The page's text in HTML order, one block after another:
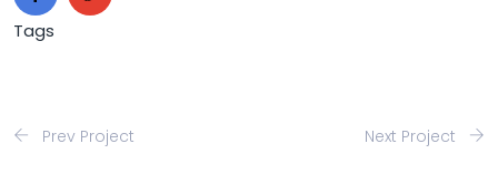
Tags
Prev Project Next Project